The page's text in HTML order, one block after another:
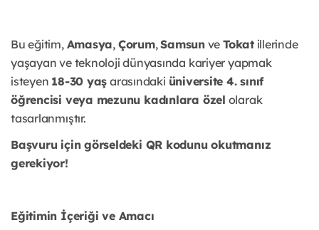
Bu eğitim, Amasya, Çorum,Samsunve Tokatillerinde
yaşayan ve teknoloji dünyasında kariyer yapmak
isteyen 18-30 yaş arasındaki üniversite 4. sınıf
öğrencisi veya mezunu kadınlara özel olarak
tasarlanmıştır.
Başvuru için görseldeki QR kodunu okutmanız
gerekiyor!
Eğitimin İçeriği ve Amacı